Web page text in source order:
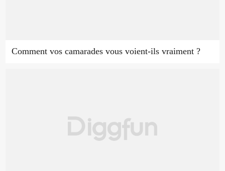
Comment vos camarades vous voient-ils vraiment ?